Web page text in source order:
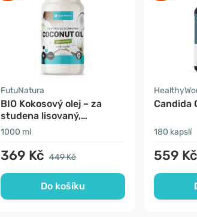
FutuNatura
BIO Kokosový olej – za
studena lisovaný,
nerafinovaný
1000 ml
369 Kč 449 Kč
Do košíku
Candida
180 kapslí
559 Kč